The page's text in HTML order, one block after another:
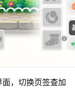
，切换页签查加